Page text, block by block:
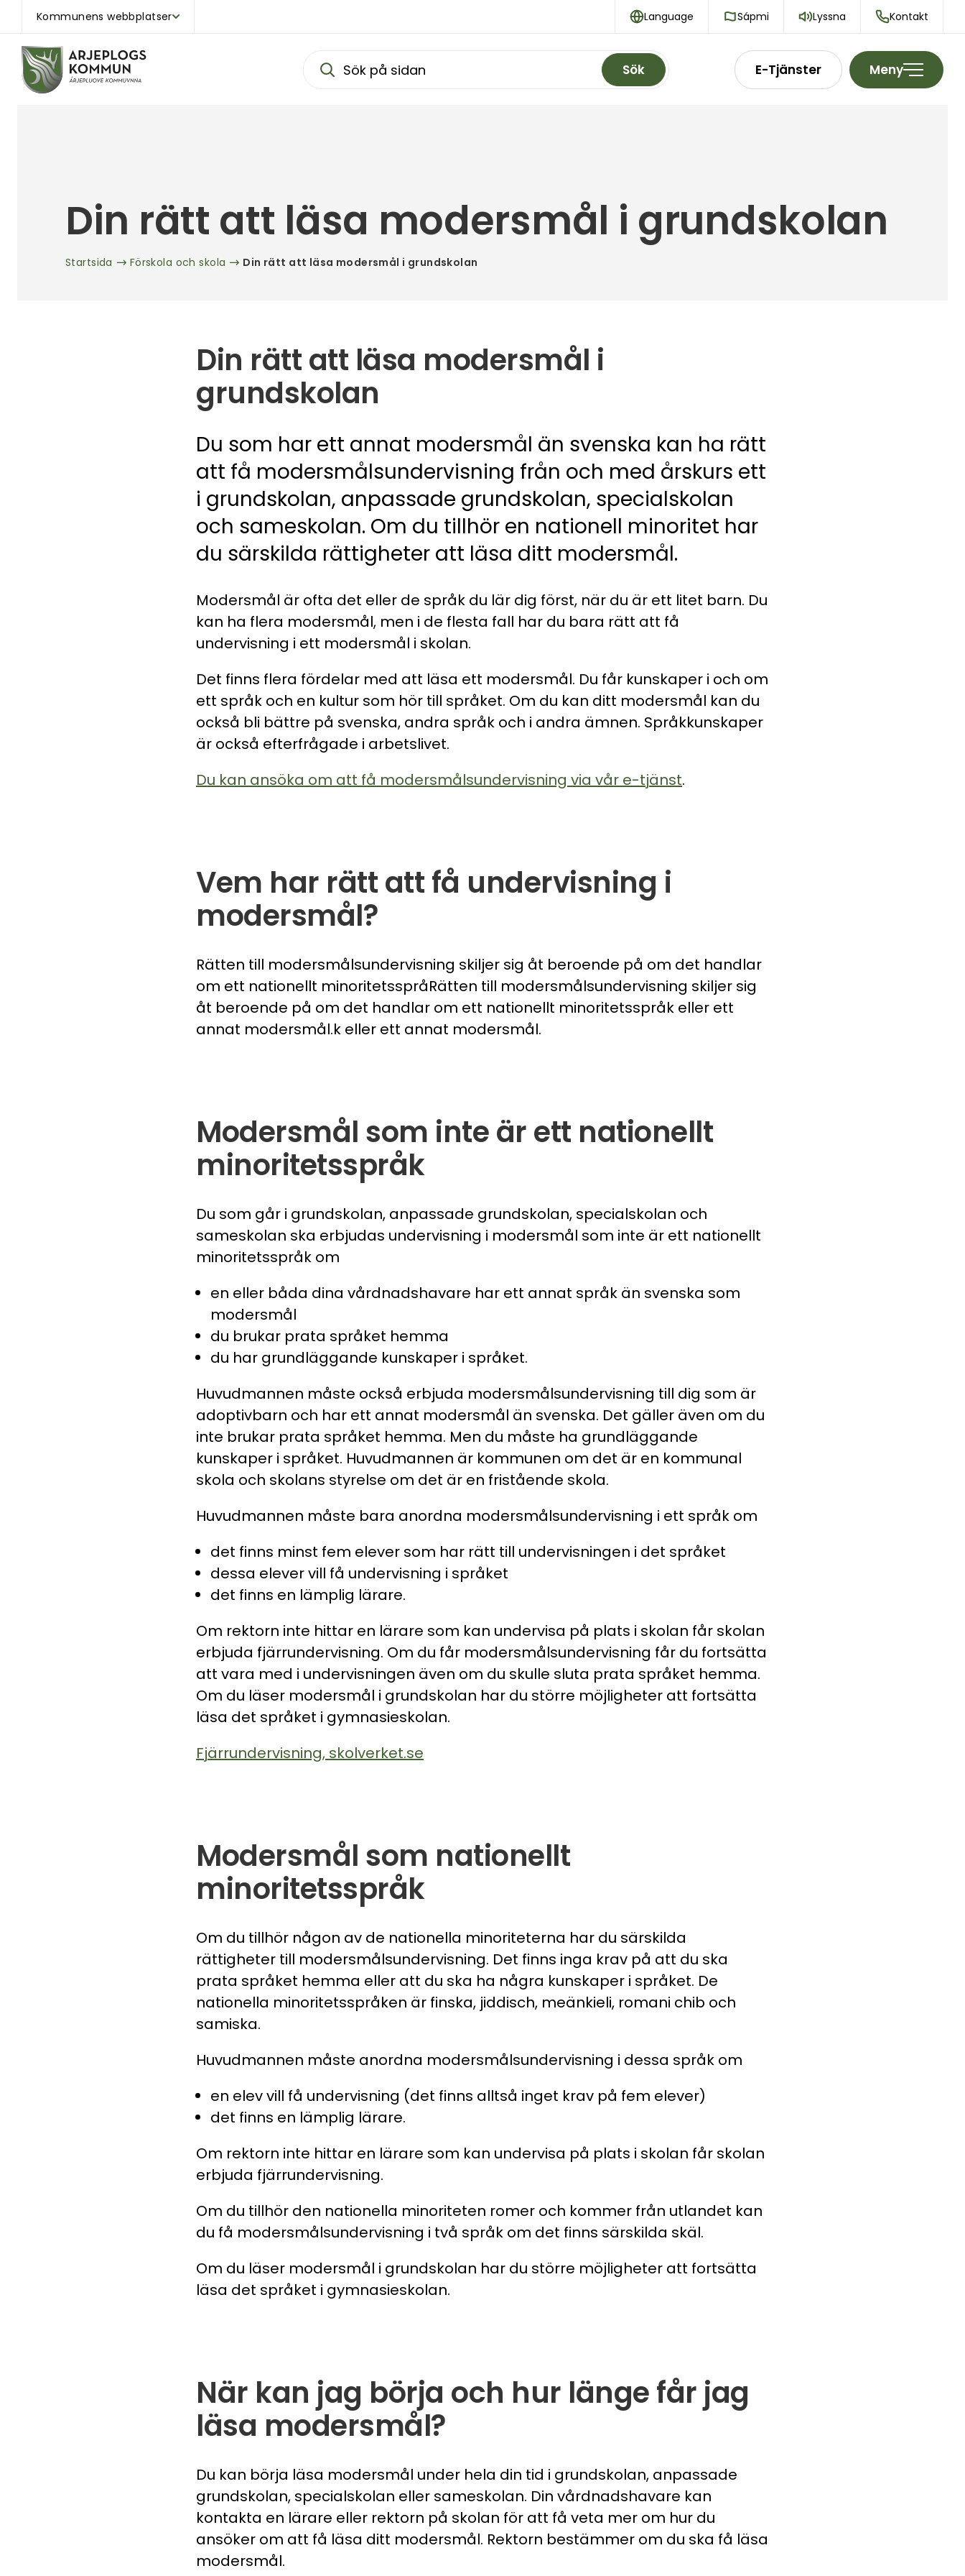
Kommunens webbplatser Language Sápmi Lyssna Kontakt
Sök E-Tjänster Meny
Din rätt att läsa modersmål i grundskolan
Startsida Förskola och skola Din rätt att läsa modersmål i grundskolan
Din rätt att läsa modersmål i
grundskolan
Du som har ett annat modersmål än svenska kan ha rätt
att få modersmålsundervisning från och med årskurs ett
i grundskolan, anpassade grundskolan, specialskolan
och sameskolan. Om du tillhör en nationell minoritet har
du särskilda rättigheter att läsa ditt modersmål.
Modersmål är ofta det eller de språk du lär dig först, när du är ett litet barn. Du
kan ha flera modersmål, men i de flesta fall har du bara rätt att få
undervisning i ett modersmål i skolan.
Det finns flera fördelar med att läsa ett modersmål. Du får kunskaper i och om
ett språk och en kultur som hör till språket. Om du kan ditt modersmål kan du
också bli bättre på svenska, andra språk och i andra ämnen. Språkkunskaper
är också efterfrågade i arbetslivet.
Du kan ansöka om att få modersmålsundervisning via vår e-tjänst.
Vem har rätt att få undervisning i
modersmål?
Rätten till modersmålsundervisning skiljer sig åt beroende på om det handlar
om ett nationellt minoritetsspråRätten till modersmålsundervisning skiljer sig
åt beroende på om det handlar om ett nationellt minoritetsspråk eller ett
annat modersmål.k eller ett annat modersmål.
Modersmål som inte är ett nationellt
minoritetsspråk
Du som går i grundskolan, anpassade grundskolan, specialskolan och
sameskolan ska erbjudas undervisning i modersmål som inte är ett nationellt
minoritetsspråk om
en eller båda dina vårdnadshavare har ett annat språk än svenska som
modersmål
du brukar prata språket hemma
du har grundläggande kunskaper i språket.
Huvudmannen måste också erbjuda modersmålsundervisning till dig som är
adoptivbarn och har ett annat modersmål än svenska. Det gäller även om du
inte brukar prata språket hemma. Men du måste ha grundläggande
kunskaper i språket. Huvudmannen är kommunen om det är en kommunal
skola och skolans styrelse om det är en fristående skola.
Huvudmannen måste bara anordna modersmålsundervisning i ett språk om
det finns minst fem elever som har rätt till undervisningen i det språket
dessa elever vill få undervisning i språket
det finns en lämplig lärare.
Om rektorn inte hittar en lärare som kan undervisa på plats i skolan får skolan
erbjuda fjärrundervisning. Om du får modersmålsundervisning får du fortsätta
att vara med i undervisningen även om du skulle sluta prata språket hemma.
Om du läser modersmål i grundskolan har du större möjligheter att fortsätta
läsa det språket i gymnasieskolan.
Fjärrundervisning, skolverket.se
Modersmål som nationellt
minoritetsspråk
Om du tillhör någon av de nationella minoriteterna har du särskilda
rättigheter till modersmålsundervisning. Det finns inga krav på att du ska
prata språket hemma eller att du ska ha några kunskaper i språket. De
nationella minoritetsspråken är finska, jiddisch, meänkieli, romani chib och
samiska.
Huvudmannen måste anordna modersmålsundervisning i dessa språk om
en elev vill få undervisning (det finns alltså inget krav på fem elever)
det finns en lämplig lärare.
Om rektorn inte hittar en lärare som kan undervisa på plats i skolan får skolan
erbjuda fjärrundervisning.
Om du tillhör den nationella minoriteten romer och kommer från utlandet kan
du få modersmålsundervisning i två språk om det finns särskilda skäl.
Om du läser modersmål i grundskolan har du större möjligheter att fortsätta
läsa det språket i gymnasieskolan.
När kan jag börja och hur länge får jag
läsa modersmål?
Du kan börja läsa modersmål under hela din tid i grundskolan, anpassade
grundskolan, specialskolan eller sameskolan. Din vårdnadshavare kan
kontakta en lärare eller rektorn på skolan för att få veta mer om hur du
ansöker om att få läsa ditt modersmål. Rektorn bestämmer om du ska få läsa
modersmål.